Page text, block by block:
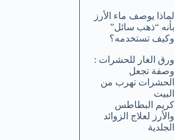
لماذا يوصف ماء الأرز
بأنه “ذهب سائل”
وكيف تستخدمه؟
ورق الغار للحشرات :
وصفة تجعل
الحشرات تهرب من
البيت
كريم البطاطس
والأرز لعلاج الزوائد
الجلدية